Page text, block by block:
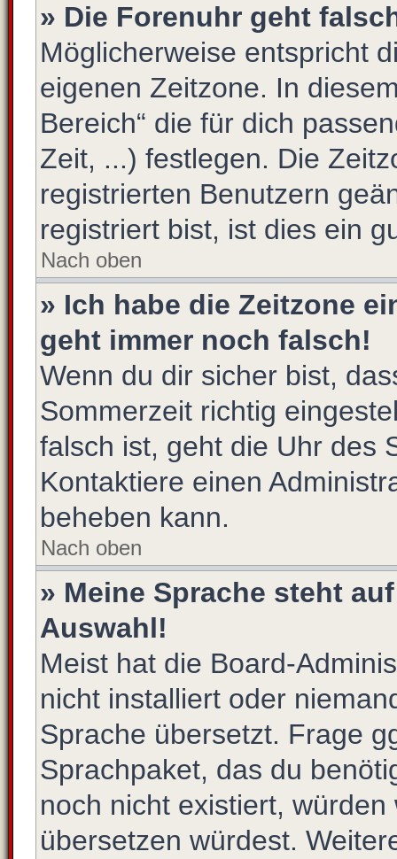
» Die Forenuhr geht
Möglicherweise entspricht
eigenen Zeitzone. In
Bereich“ die für dich
Zeit, ...) festlegen. Die
registrierten Benutzern
registriert bist, ist dies ein
Nach oben
» Ich habe die Zeitzone
geht immer noch falsch!
Wenn du dir sicher bist,
Sommerzeit richtig
falsch ist, geht die Uhr des
Kontaktiere einen
beheben kann.
Nach oben
» Meine Sprache steht
Auswahl!
Meist hat die Board-
nicht installiert oder
Sprache übersetzt. Frage
Sprachpaket, das du
noch nicht existiert,
übersetzen würdest.